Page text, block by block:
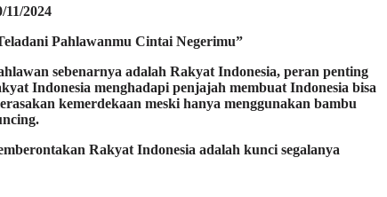
11/2024
Pahlawanmu Cintai Negerimu”
sebenarnya adalah Rakyat Indonesia, peran penting
Indonesia menghadapi penjajah membuat Indonesia bisa
kemerdekaan meski hanya menggunakan bambu
Rakyat Indonesia adalah kunci segalanya